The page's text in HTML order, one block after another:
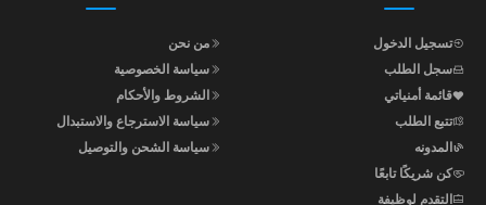
تسجيل الدخول
سجل الطلب
قائمة أمنياتي
تتبع الطلب
المدونه
كن شريكًا تابعًا
التقدم لوظيفة
من نحن
سياسة الخصوصية
الشروط والأحكام
سياسة الاسترجاع والاستبدال
سياسة الشحن والتوصيل